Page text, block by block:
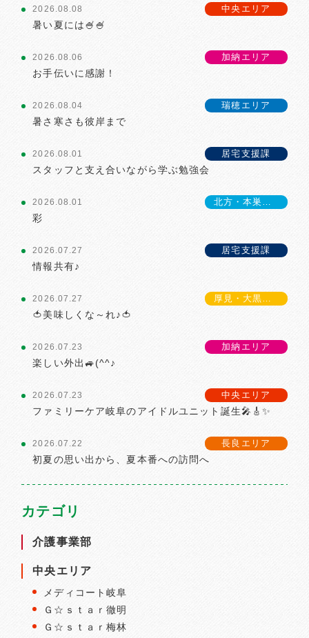
2026.08.08 中央エリア
暑い夏には🍧🍧
2026.08.06 加納エリア
お手伝いに感謝！
2026.08.04 瑞穂エリア
暑さ寒さも彼岸まで
2026.08.01 居宅支援課
スタッフと支え合いながら学ぶ勉強会
2026.08.01 北方・本巣エリア
彩
2026.07.27 居宅支援課
情報共有♪
2026.07.27 厚見・大黒エリア
🍅美味しくな～れ♪🍅
2026.07.23 加納エリア
楽しい外出🚙(^^♪
2026.07.23 中央エリア
ファミリーケア岐阜のアイドルユニット誕生🎤🎸✨
2026.07.22 長良エリア
初夏の思い出から、夏本番への訪問へ
カテゴリ
介護事業部
中央エリア
メディコート岐阜
Ｇ☆ｓｔａｒ徹明
Ｇ☆ｓｔａｒ梅林